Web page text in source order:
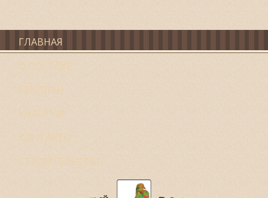
ГЛАВНАЯ
О ПОСЕЛКЕ
ГЕНПЛАН
УЧАСТКИ
КОНТАКТЫ
СТРОИТЕЛЬСТВО